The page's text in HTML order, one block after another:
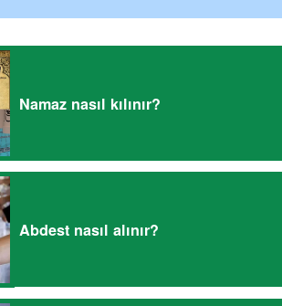
Namaz nasıl kılınır?
Abdest nasıl alınır?